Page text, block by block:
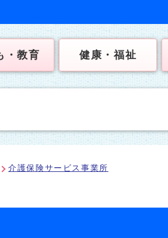
・教育 健康・福祉
介護保険サービス事業所